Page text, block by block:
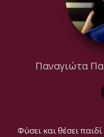
Παναγιώτα
Φύσει και θέσει